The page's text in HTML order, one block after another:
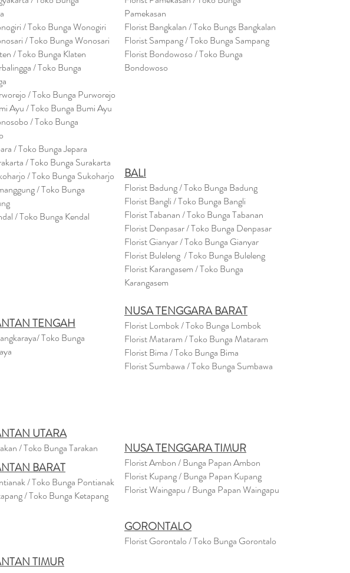
/ Toko Bunga Wonogiri
/ Toko Bunga Wonosari
/ Toko Bunga Klaten
/ Toko Bunga
/ Toko Bunga Purworejo
Ayu / Toko Bunga Bumi Ayu
/ Toko Bunga
/ Toko Bunga Jepara
/ Toko Bunga Surakarta
/ Toko Bunga Sukoharjo
/ Toko Bunga
/ Toko Bunga Kendal
TENGAH
Toko Bunga
Pamekasan
Florist Bangkalan / Toko Bungs Bangkalan
Florist Sampang / Toko Bunga Sampang
Florist Bondowoso / Toko Bunga
Bondowoso
BALI
Florist Badung / Toko Bunga Badung
Florist Bangli / Toko Bunga Bangli
FloristTabanan/ Toko Bunga Tabanan
Florist Denpasar / Toko Bunga Denpasar
Florist Gianyar / Toko Bunga Gianyar
Florist Buleleng / Toko Bunga Buleleng
Florist Karangasem / Toko Bunga
Karangasem
NUSA TENGGARA BARAT
Florist Lombok / Toko Bunga Lombok
FloristMataram/ Toko Bunga Mataram
Florist Bima / Toko Bunga Bima
Florist Sumbawa / Toko Bunga Sumbawa
UTARA
/ Toko Bunga Tarakan
BARAT
/ Toko Bunga Pontianak
/ Toko Bunga Ketapang
TIMUR
NUSA TENGGARA TIMUR
Florist Ambon / Bunga Papan Ambon
Florist Kupang / Bunga Papan Kupang
Florist Waingapu / Bunga Papan Waingapu
GORONTALO
Florist Gorontalo / Toko Bunga Gorontalo